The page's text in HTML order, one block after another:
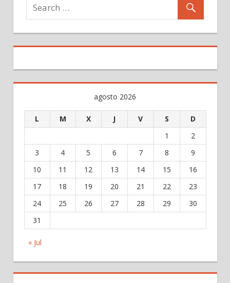
agosto 2026
L M X J V S D
« Jul
1
2
3
4 5 6 7 8
9
10
11 12 13 14 15
16
17
18 19 20 21 22
23
24
25 26 27 28 29
30
31